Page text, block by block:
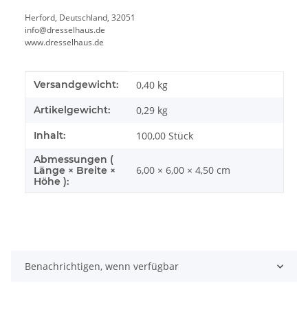
Herford, Deutschland, 32051
info@dresselhaus.de
www.dresselhaus.de
Produkteigenschaft
Wert
Versandgewicht: 0,40 kg
Artikelgewicht: 0,29 kg
Inhalt: 100,00 Stück
Abmessungen (
Länge × Breite ×
Höhe ):
6,00 × 6,00 × 4,50 cm
Benachrichtigen, wenn verfügbar